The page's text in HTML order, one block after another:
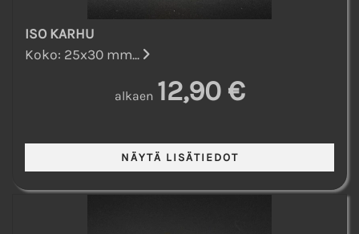
ISO KARHU
Koko: 25x30 mm...
alkaen 12,90 €